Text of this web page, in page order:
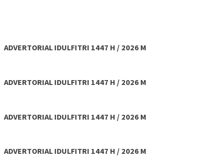
ADVERTORIAL IDULFITRI 1447 H / 2026 M
ADVERTORIAL IDULFITRI 1447 H / 2026 M
ADVERTORIAL IDULFITRI 1447 H / 2026 M
ADVERTORIAL IDULFITRI 1447 H / 2026 M